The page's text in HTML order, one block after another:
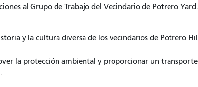
al Grupo de Trabajo del Vecindario de Potrero Yard.
y la cultura diversa de los vecindarios de Potrero Hill
la protección ambiental y proporcionar un transporte